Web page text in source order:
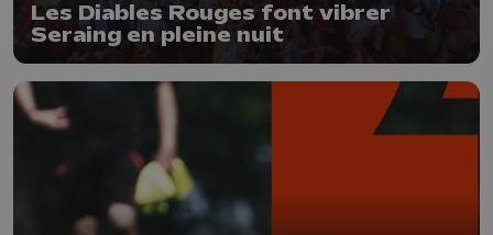
Les Diables Rouges font vibrer
Seraing en pleine nuit